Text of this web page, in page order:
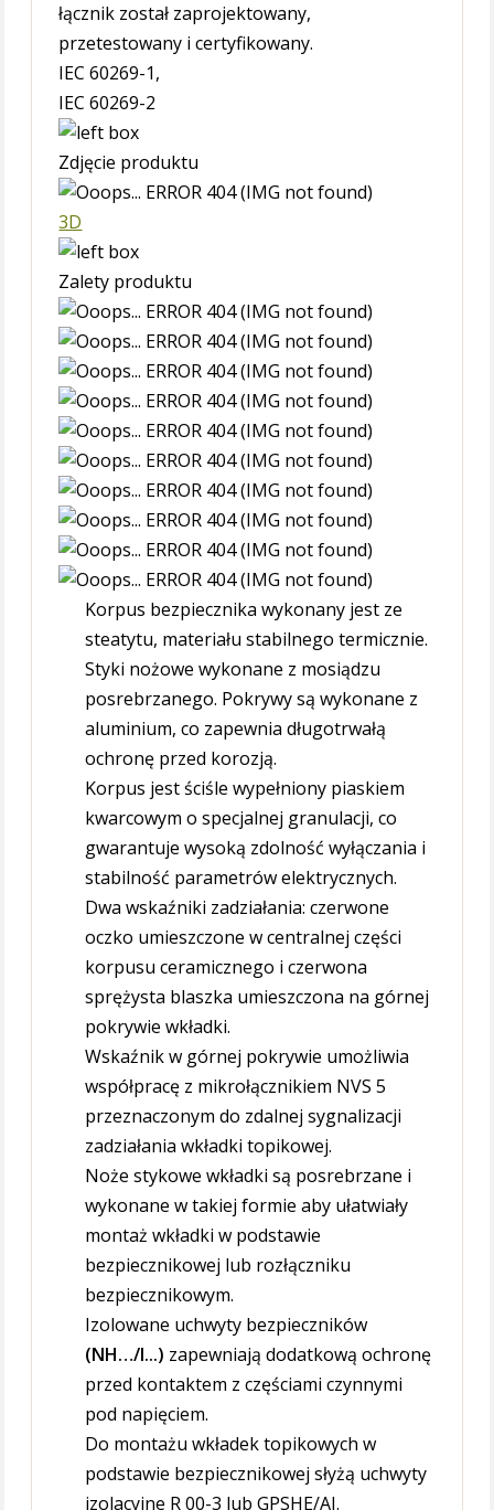
łącznik został zaprojektowany,
przetestowany i certyfikowany.
IEC 60269-1,
IEC 60269-2
Zdjęcie produktu
3D
Zalety produktu
Korpus bezpiecznika wykonany jest ze
steatytu, materiału stabilnego termicznie.
Styki nożowe wykonane z mosiądzu
posrebrzanego. Pokrywy są wykonane z
aluminium, co zapewnia długotrwałą
ochronę przed korozją.
Korpus jest ściśle wypełniony piaskiem
kwarcowym o specjalnej granulacji, co
gwarantuje wysoką zdolność wyłączania i
stabilność parametrów elektrycznych.
Dwa wskaźniki zadziałania: czerwone
oczko umieszczone w centralnej części
korpusu ceramicznego i czerwona
sprężysta blaszka umieszczona na górnej
pokrywie wkładki.
Wskaźnik w górnej pokrywie umożliwia
współpracę z mikrołącznikiem NVS 5
przeznaczonym do zdalnej sygnalizacji
zadziałania wkładki topikowej.
Noże stykowe wkładki są posrebrzane i
wykonane w takiej formie aby ułatwiały
montaż wkładki w podstawie
bezpiecznikowej lub rozłączniku
bezpiecznikowym.
Izolowane uchwyty bezpieczników
(NH…/I...) zapewniają dodatkową ochronę
przed kontaktem z częściami czynnymi
pod napięciem.
Do montażu wkładek topikowych w
podstawie bezpiecznikowej słyżą uchwyty
izolacyjne R 00-3 lub GPSHE/AI.